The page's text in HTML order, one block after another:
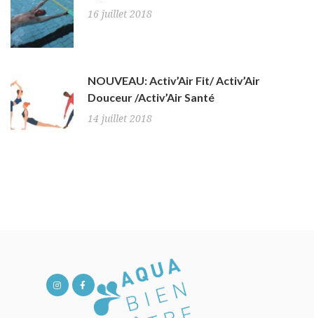
16 juillet 2018
NOUVEAU: Activ’Air Fit/ Activ’Air
Douceur /Activ’Air Santé
14 juillet 2018